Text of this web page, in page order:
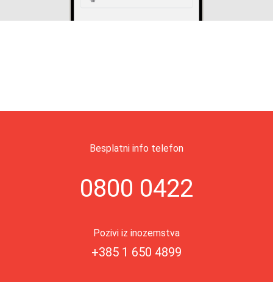
Besplatni info telefon
0800 0422
Pozivi iz inozemstva
+385 1 650 4899